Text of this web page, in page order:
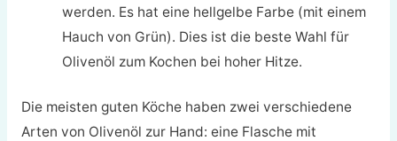
werden. Es hat eine hellgelbe Farbe (mit einem
Hauch von Grün). Dies ist die beste Wahl für
Olivenöl zum Kochen bei hoher Hitze.
Die meisten guten Köche haben zwei verschiedene
Arten von Olivenöl zur Hand: eine Flasche mit